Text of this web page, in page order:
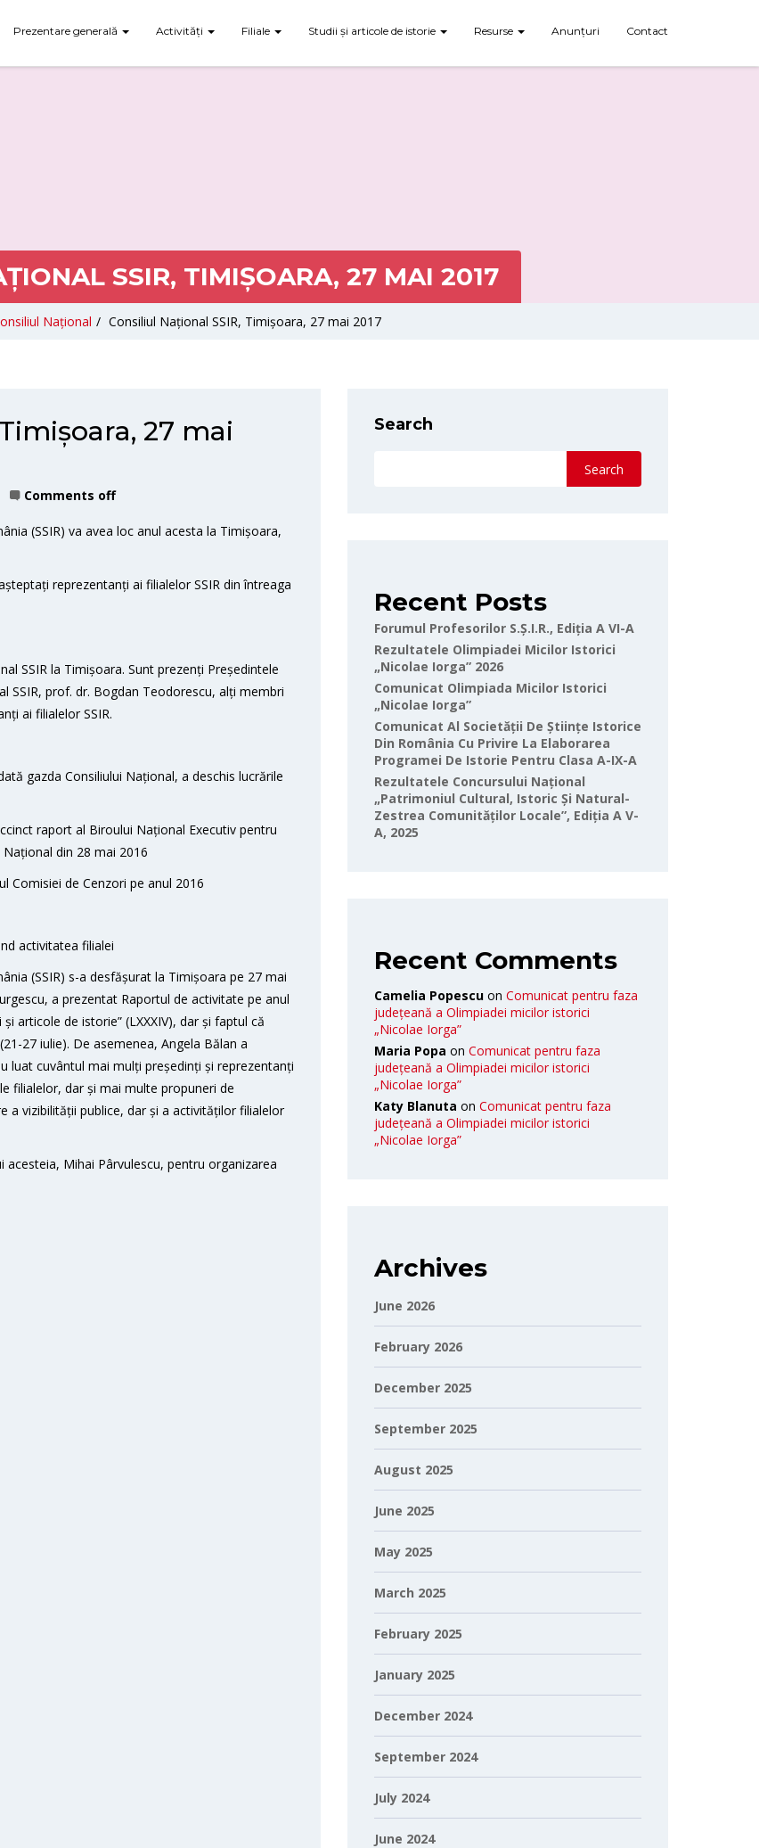
Prezentare generală Activități Filiale Studii și articole de istorie Resurse Anunțuri Contact
SSIR, TIMIȘOARA, 27 MAI 2017
Național / Consiliul Național SSIR, Timișoara, 27 mai 2017
27 mai
Comments off
(SSIR) va avea loc anul acesta la Timișoara,
reprezentanți ai filialelor SSIR din întreaga
SSIR la Timișoara. Sunt prezenți Președintele
SSIR, prof. dr. Bogdan Teodorescu, alți membri
ai filialelor SSIR.
gazda Consiliului Național, a deschis lucrările
raport al Biroului Național Executiv pentru
din 28 mai 2016
Comisiei de Cenzori pe anul 2016
activitatea filialei
(SSIR) s-a desfășurat la Timișoara pe 27 mai
a prezentat Raportul de activitate pe anul
articole de istorie” (LXXXIV), dar și faptul că
27 iulie). De asemenea, Angela Bălan a
luat cuvântul mai mulți președinți și reprezentanți
filialelor, dar și mai multe propuneri de
a vizibilității publice, dar și a activităților filialelor
acesteia, Mihai Pârvulescu, pentru organizarea
Search
Search
Recent Posts
Forumul Profesorilor S.Ș.I.R., Ediția A VI-A
Rezultatele Olimpiadei Micilor Istorici
„Nicolae Iorga” 2026
Comunicat Olimpiada Micilor Istorici
„Nicolae Iorga”
Comunicat Al Societății De Științe Istorice
Din România Cu Privire La Elaborarea
Programei De Istorie Pentru Clasa A-IX-A
Rezultatele Concursului Național
„Patrimoniul Cultural, Istoric Și Natural-
Zestrea Comunităților Locale”, Ediția A V-
A, 2025
Recent Comments
Camelia Popescu on Comunicat pentru faza
județeană a Olimpiadei micilor istorici
„Nicolae Iorga”
Maria Popa on Comunicat pentru faza
județeană a Olimpiadei micilor istorici
„Nicolae Iorga”
Katy Blanuta on Comunicat pentru faza
județeană a Olimpiadei micilor istorici
„Nicolae Iorga”
Archives
June 2026
February 2026
December 2025
September 2025
August 2025
June 2025
May 2025
March 2025
February 2025
January 2025
December 2024
September 2024
July 2024
June 2024